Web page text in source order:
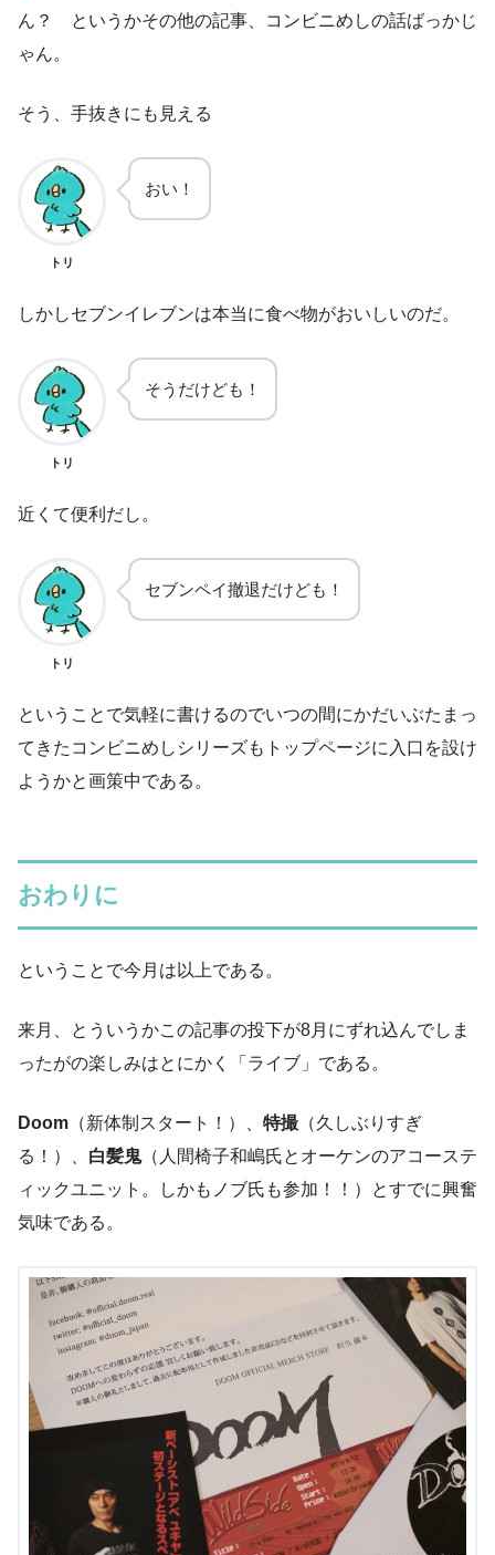
ん？
というかその他の記事、コンビニめしの話ばっかじ
ゃん。
そう、手抜きにも見える
トリ
おい！
しかしセブンイレブンは本当に食べ物がおいしいのだ。
トリ
そうだけども！
近くて便利だし。
トリ
セブンペイ撤退だけども！
ということで気軽に書けるのでいつの間にかだいぶたまっ
てきたコンビニめしシリーズもトップページに入口を設け
ようかと画策中である。
おわりに
ということで今月は以上である。
来月、とういうかこの記事の投下が8月にずれ込んでしま
ったがの楽しみはとにかく「ライブ」である。
Doom （新体制スタート！）、 特撮 （久しぶりすぎ
る！）、 白髪鬼（人間椅子和嶋氏とオーケンのアコーステ
ィックユニット。しかもノブ氏も参加！！）とすでに興奮
気味である。